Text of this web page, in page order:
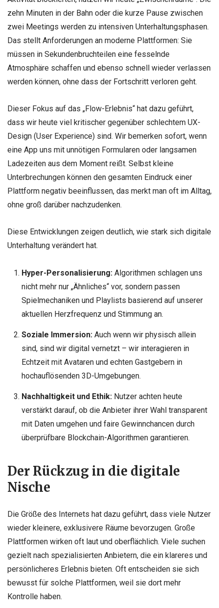
zehn Minuten in der Bahn oder die kurze Pause zwischen
zwei Meetings werden zu intensiven Unterhaltungsphasen.
Das stellt Anforderungen an moderne Plattformen: Sie
müssen in Sekundenbruchteilen eine fesselnde
Atmosphäre schaffen und ebenso schnell wieder verlassen
werden können, ohne dass der Fortschritt verloren geht.
Dieser Fokus auf das „Flow-Erlebnis“ hat dazu geführt,
dass wir heute viel kritischer gegenüber schlechtem UX-
Design (User Experience) sind. Wir bemerken sofort, wenn
eine App uns mit unnötigen Formularen oder langsamen
Ladezeiten aus dem Moment reißt. Selbst kleine
Unterbrechungen können den gesamten Eindruck einer
Plattform negativ beeinflussen, das merkt man oft im Alltag,
ohne groß darüber nachzudenken.
Diese Entwicklungen zeigen deutlich, wie stark sich digitale
Unterhaltung verändert hat.
Hyper-Personalisierung:Algorithmen schlagen uns
nicht mehr nur „Ähnliches“ vor, sondern passen
Spielmechaniken und Playlists basierend auf unserer
aktuellen Herzfrequenz und Stimmung an.
Soziale Immersion:Auch wenn wir physisch allein
sind, sind wir digital vernetzt – wir interagieren in
Echtzeit mit Avataren und echten Gastgebern in
hochauflösenden 3D-Umgebungen.
Nachhaltigkeit und Ethik:Nutzer achten heute
verstärkt darauf, ob die Anbieter ihrer Wahl transparent
mit Daten umgehen und faire Gewinnchancen durch
überprüfbare Blockchain-Algorithmen garantieren.
Der Rückzug in die digitale
Nische
Die Größe des Internets hat dazu geführt, dass viele Nutzer
wieder kleinere, exklusivere Räume bevorzugen. Große
Plattformen wirken oft laut und oberflächlich. Viele suchen
gezielt nach spezialisierten Anbietern, die ein klareres und
persönlicheres Erlebnis bieten. Oft entscheiden sie sich
bewusst für solche Plattformen, weil sie dort mehr
Kontrolle haben.